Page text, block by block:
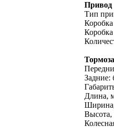
Привод
Тип
Коробка
Тормоза
Задние:
Длина,